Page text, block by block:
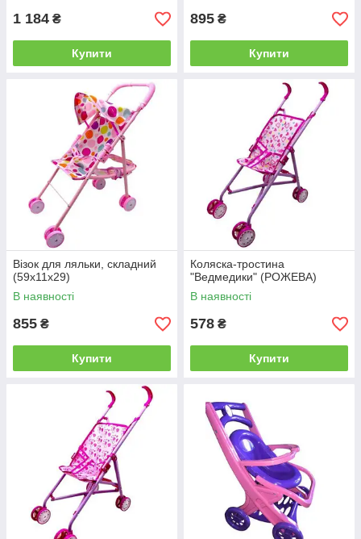
1 184 ₴
Купити
895 ₴
Купити
Візок для ляльки, складний
(59х11х29)
В наявності
855 ₴
Купити
Коляска-тростина
"Ведмедики" (РОЖЕВА)
В наявності
578 ₴
Купити